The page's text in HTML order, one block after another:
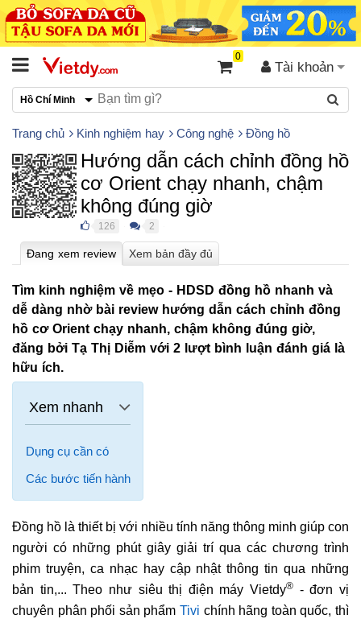
Tài khoản
0
Hồ Chí Minh
Trang chủ Kinh nghiệm hay Công nghệ Đồng hồ
Hướng dẫn cách chỉnh đồng hồ
cơ Orient chạy nhanh, chậm
không đúng giờ
126 2
Tìm kinh nghiệm về mẹo - HDSD đồng hồ nhanh và
dễ dàng nhờ bài review hướng dẫn cách chỉnh đồng
hồ cơ Orient chạy nhanh, chậm không đúng giờ,
đăng bởi Tạ Thị Diễm với 2 lượt bình luận đánh giá là
hữu ích.
Dụng cụ cần có
Các bước tiến hành
Đồng hồ là thiết bị với nhiều tính năng thông minh giúp con
người có những phút giây giải trí qua các chương trình
phim truyện, ca nhạc hay cập nhật thông tin qua những
bản tin,... Theo như siêu thị điện máy Vietdy® - đơn vị
chuyên phân phối sản phẩm Tivi chính hãng toàn quốc, thì